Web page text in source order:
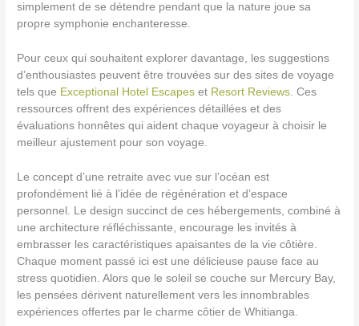
simplement de se détendre pendant que la nature joue sa
propre symphonie enchanteresse.
Pour ceux qui souhaitent explorer davantage, les suggestions
d’enthousiastes peuvent être trouvées sur des sites de voyage
tels que Exceptional Hotel Escapes et Resort Reviews . Ces
ressources offrent des expériences détaillées et des
évaluations honnêtes qui aident chaque voyageur à choisir le
meilleur ajustement pour son voyage.
Le concept d’une retraite avec vue sur l’océan est
profondément lié à l’idée de régénération et d’espace
personnel. Le design succinct de ces hébergements, combiné à
une architecture réfléchissante, encourage les invités à
embrasser les caractéristiques apaisantes de la vie côtière.
Chaque moment passé ici est une délicieuse pause face au
stress quotidien. Alors que le soleil se couche sur Mercury Bay,
les pensées dérivent naturellement vers les innombrables
expériences offertes par le charme côtier de Whitianga.